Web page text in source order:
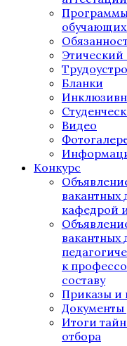
Этический
Бланки
Видео
Конкурс
кафедрой
вакантных
к
составу
Приказы и
Документы
Итоги
отбора